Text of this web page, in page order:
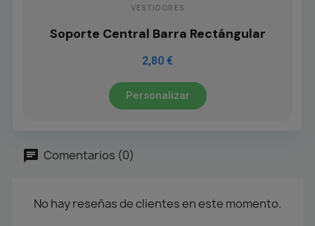
VESTIDORES
Soporte Central Barra Rectángular
2,80 €
Personalizar
Comentarios (0)
No hay reseñas de clientes en este momento.